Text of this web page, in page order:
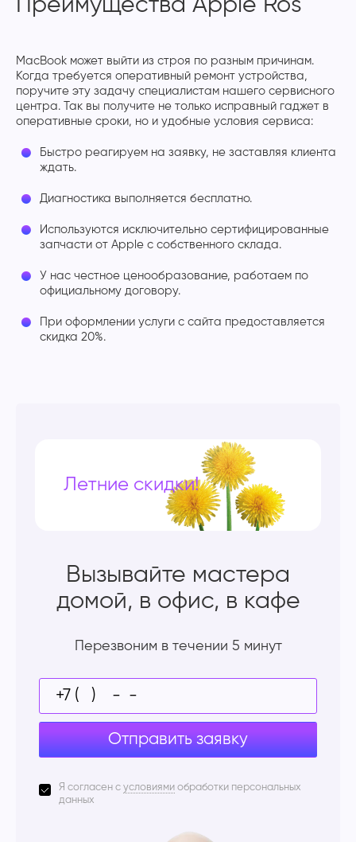
Преимущества Apple Ros
MacBook может выйти из строя по разным причинам.
Когда требуется оперативный ремонт устройства,
поручите эту задачу специалистам нашего сервисного
центра. Так вы получите не только исправный гаджет в
оперативные сроки, но и удобные условия сервиса:
Быстро реагируем на заявку, не заставляя клиента
ждать.
Диагностика выполняется бесплатно.
Используются исключительно сертифицированные
запчасти от Apple с собственного склада.
У нас честное ценообразование, работаем по
официальному договору.
При оформлении услуги с сайта предоставляется
скидка 20%.
Летние скидки!
Вызывайте мастера
домой, в офис, в кафе
Перезвоним в течении 5 минут
Отправить заявку
Я согласен с условиями обработки персональных
данных